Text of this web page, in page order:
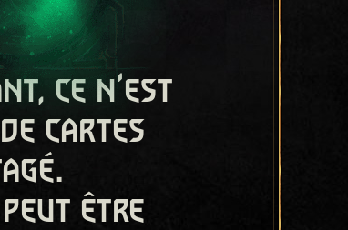
ce n'est
cartes
peut être